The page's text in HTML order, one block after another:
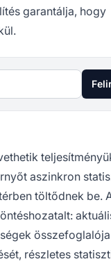
garantálja, hogy
aszinkron
töltődnek be.
részletes